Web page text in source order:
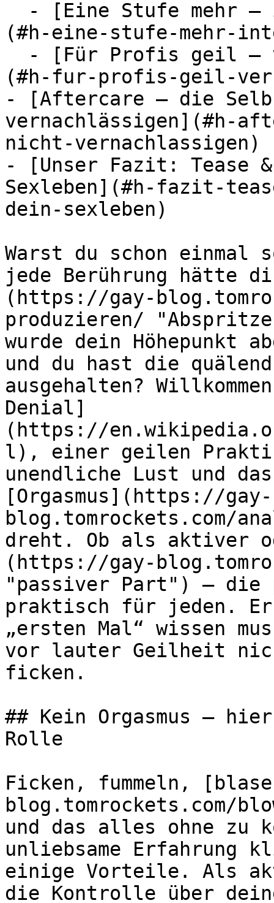
(#h-eine-stufe-mehr-
(#h-fur-profis-geil-
- [Aftercare – die
vernachlässigen](#h-
nicht-vernachlassigen)
- [Unser Fazit: Tease
Sexleben](#h-fazit-
dein-sexleben)
Warst du schon
jede Berührung hätte
(https://gay-
produzieren/
wurde dein Höhepunkt
und du hast die
ausgehalten?
Denial]
(https://
l), einer geilen
unendliche Lust und
[Orgasmus](https://gay-
blog.tomrockets.com/
dreht. Ob als aktiver
(https://gay-
"passiver Part") – die
praktisch für jeden.
„ersten Mal“ wissen
vor lauter Geilheit
ficken.
## Kein Orgasmus –
Rolle
Ficken, fummeln,
blog.tomrockets.com/
und das alles ohne zu
unliebsame
einige Vorteile. Als
die Kontrolle über